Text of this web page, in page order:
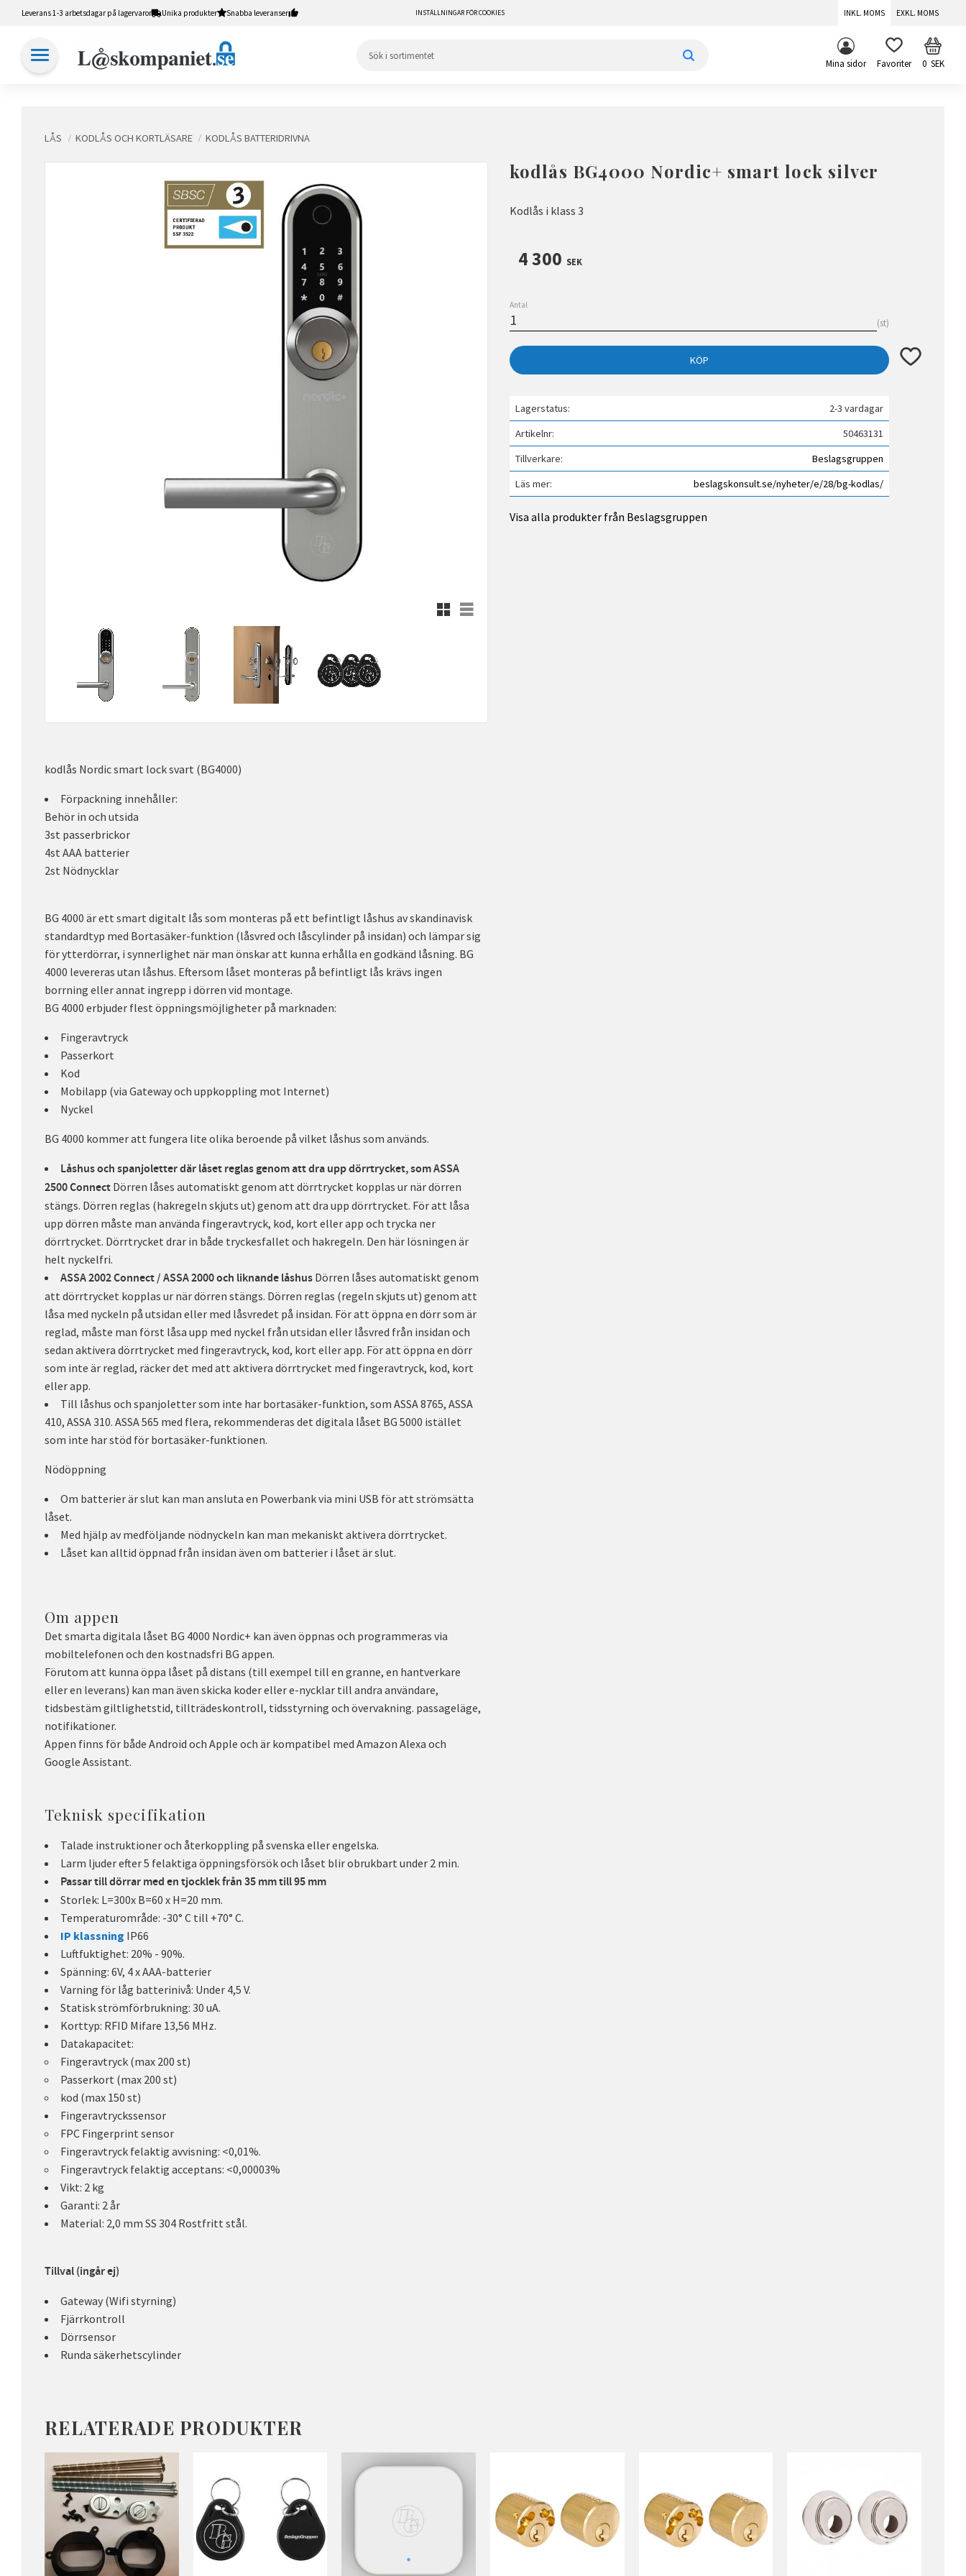
Leverans 1-3 arbetsdagar på lagervaror Unika produkter Snabba leveranser INSTÄLLNINGAR FÖR COOKIES INKL. MOMS EXKL. MOMS
Mina sidor FAVORITER 0SEK
LÅS KODLÅS OCH KORTLÄSARE KODLÅS BATTERIDRIVNA
kodlås BG4000 Nordic+ smart lock silver
Kodlås i klass 3
Rutnätsvy
Listvy
4 300 SEK
Antal
st
KÖP Lägg till i
Lagerstatus
2-3 vardagar
Artikelnr
50463131
Tillverkare
Beslagsgruppen
Läs mer
beslagskonsult.se/nyheter/e/28/bg-kodlas/
Visa alla produkter från Beslagsgruppen
kodlås Nordic smart lock svart (BG4000)
Förpackning innehåller:
Behör in och utsida
3st passerbrickor
4st AAA batterier
2st Nödnycklar
BG 4000 är ett smart digitalt lås som monteras på ett befintligt låshus av skandinavisk
standardtyp med Bortasäker-funktion (låsvred och låscylinder på insidan) och lämpar sig
för ytterdörrar, i synnerlighet när man önskar att kunna erhålla en godkänd låsning. BG
4000 levereras utan låshus. Eftersom låset monteras på befintligt lås krävs ingen
borrning eller annat ingrepp i dörren vid montage.
BG 4000 erbjuder flest öppningsmöjligheter på marknaden:
Fingeravtryck
Passerkort
Kod
Mobilapp (via Gateway och uppkoppling mot Internet)
Nyckel
BG 4000 kommer att fungera lite olika beroende på vilket låshus som används.
Låshus och spanjoletter där låset reglas genom att dra upp dörrtrycket, som ASSA
2500 Connect Dörren låses automatiskt genom att dörrtrycket kopplas ur när dörren
stängs. Dörren reglas (hakregeln skjuts ut) genom att dra upp dörrtrycket. För att låsa
upp dörren måste man använda fingeravtryck, kod, kort eller app och trycka ner
dörrtrycket. Dörrtrycket drar in både tryckesfallet och hakregeln. Den här lösningen är
helt nyckelfri.
ASSA 2002 Connect / ASSA 2000 och liknande låshus Dörren låses automatiskt genom
att dörrtrycket kopplas ur när dörren stängs. Dörren reglas (regeln skjuts ut) genom att
låsa med nyckeln på utsidan eller med låsvredet på insidan. För att öppna en dörr som är
reglad, måste man först låsa upp med nyckel från utsidan eller låsvred från insidan och
sedan aktivera dörrtrycket med fingeravtryck, kod, kort eller app. För att öppna en dörr
som inte är reglad, räcker det med att aktivera dörrtrycket med fingeravtryck, kod, kort
eller app.
Till låshus och spanjoletter som inte har bortasäker-funktion, som ASSA 8765, ASSA
410, ASSA 310. ASSA 565 med flera, rekommenderas det digitala låset BG 5000 istället
som inte har stöd för bortasäker-funktionen.
Nödöppning
Om batterier är slut kan man ansluta en Powerbank via mini USB för att strömsätta
låset.
Med hjälp av medföljande nödnyckeln kan man mekaniskt aktivera dörrtrycket.
Låset kan alltid öppnad från insidan även om batterier i låset är slut.
Om appen
Det smarta digitala låset BG 4000 Nordic+ kan även öppnas och programmeras via
mobiltelefonen och den kostnadsfri BG appen.
Förutom att kunna öppa låset på distans (till exempel till en granne, en hantverkare
eller en leverans) kan man även skicka koder eller e-nycklar till andra användare,
tidsbestäm giltlighetstid, tillträdeskontroll, tidsstyrning och övervakning. passageläge,
notifikationer.
Appen finns för både Android och Apple och är kompatibel med Amazon Alexa och
Google Assistant.
Teknisk specifikation
Talade instruktioner och återkoppling på svenska eller engelska.
Larm ljuder efter 5 felaktiga öppningsförsök och låset blir obrukbart under 2 min.
Passar till dörrar med en tjocklek från 35 mm till 95 mm
Storlek: L=300x B=60 x H=20 mm.
Temperaturområde: -30° C till +70° C.
IP klassning IP66
Luftfuktighet: 20% - 90%.
Spänning: 6V, 4 x AAA-batterier
Varning för låg batterinivå: Under 4,5 V.
Statisk strömförbrukning: 30 uA.
Korttyp: RFID Mifare 13,56 MHz.
Datakapacitet:
Fingeravtryck (max 200 st)
Passerkort (max 200 st)
kod (max 150 st)
Fingeravtryckssensor
FPC Fingerprint sensor
Fingeravtryck felaktig avvisning: <0,01%.
Fingeravtryck felaktig acceptans: <0,00003%
Vikt: 2 kg
Garanti: 2 år
Material: 2,0 mm SS 304 Rostfritt stål.
Tillval (ingår ej)
Gateway (Wifi styrning)
Fjärrkontroll
Dörrsensor
Runda säkerhetscylinder
RELATERADE PRODUKTER